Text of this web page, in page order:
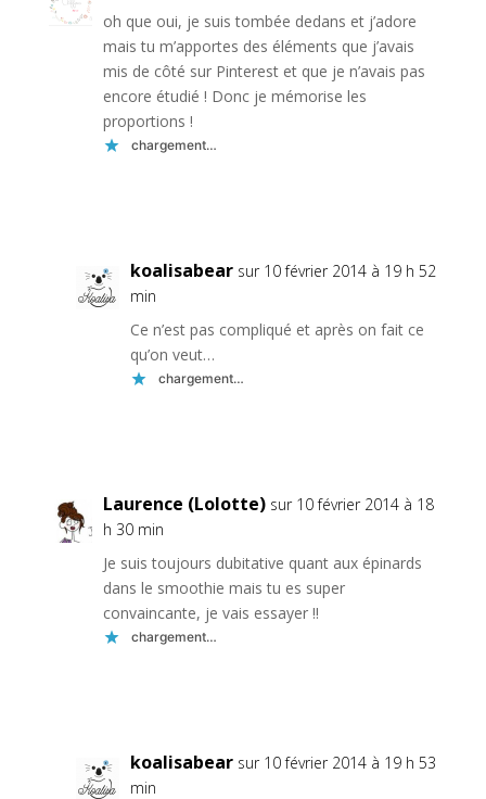
oh que oui, je suis tombée dedans et j’adore
mais tu m’apportes des éléments que j’avais
mis de côté sur Pinterest et que je n’avais pas
encore étudié ! Donc je mémorise les
proportions !
chargement…
koalisabear sur 10 février 2014 à 19 h 52
min
Ce n’est pas compliqué et après on fait ce
qu’on veut…
chargement…
Laurence (Lolotte) sur 10 février 2014 à 18
h 30 min
Je suis toujours dubitative quant aux épinards
dans le smoothie mais tu es super
convaincante, je vais essayer !!
chargement…
koalisabear sur 10 février 2014 à 19 h 53
min